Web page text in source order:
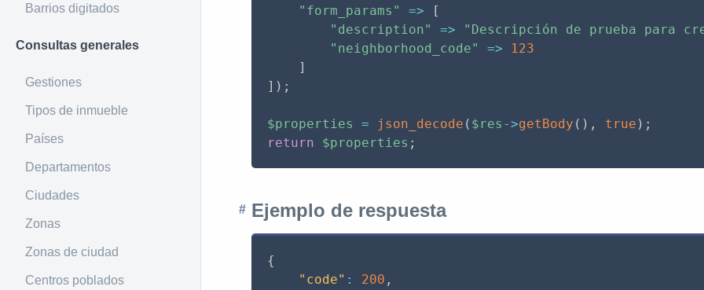
Barrios digitados
Consultas generales
Gestiones
Tipos de inmueble
Países
Departamentos
Ciudades
Zonas
Zonas de ciudad
Centros poblados
"form_params"
=>
[
"description"
=> "Descripción de prueba para
"neighborhood_code"
=>
123
]
] ) ;
$properties = json_decode ( $res ->getBody ( ) , true ) ;
return
$properties ;
Ejemplo de respuesta
{
"code" : 200 ,